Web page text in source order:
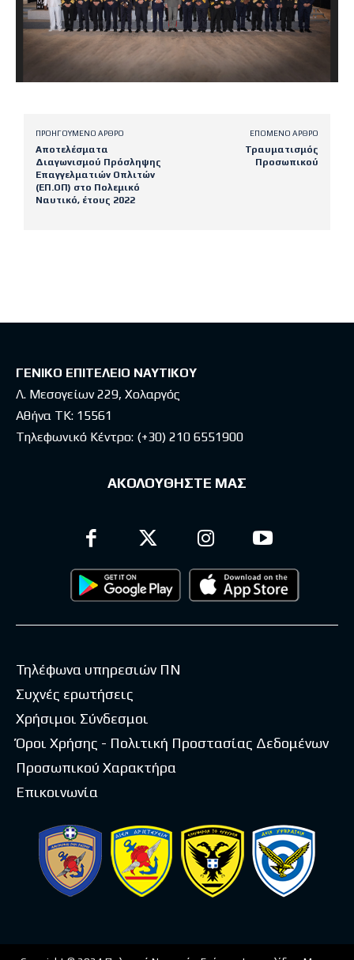
ΠΡΟΗΓΟΎΜΕΝΟ ΆΡΘΡΟ
Αποτελέσματα
Διαγωνισμού Πρόσληψης
Επαγγελματιών Οπλιτών
(ΕΠ.ΟΠ) στο Πολεμικό
Ναυτικό, έτους 2022
ΕΠΌΜΕΝΟ ΆΡΘΡΟ
Τραυματισμός
Προσωπικού
ΓΕΝΙΚΟ ΕΠΙΤΕΛΕΙΟ ΝΑΥΤΙΚΟΥ
Λ. Μεσογείων 229, Χολαργός
Αθήνα ΤΚ: 15561
Τηλεφωνικό Κέντρο: (+30) 210 6551900
ΑΚΟΛΟΥΘΗΣΤΕ ΜΑΣ
Τηλέφωνα υπηρεσιών ΠΝ
Συχνές ερωτήσεις
Χρήσιμοι Σύνδεσμοι
Όροι Χρήσης - Πολιτική Προστασίας Δεδομένων
Προσωπικού Χαρακτήρα
Επικοινωνία